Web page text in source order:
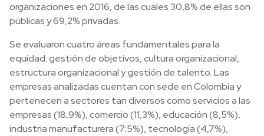
organizaciones en 2016, de las cuales 30,8% de ellas son
públicas y 69,2% privadas.
Se evaluaron cuatro áreas fundamentales para la
equidad: gestión de objetivos, cultura organizacional,
estructura organizacional y gestión de talento. Las
empresas analizadas cuentan con sede en Colombia y
pertenecen a sectores tan diversos como servicios a las
empresas (18,9%), comercio (11,3%), educación (8,5%),
industria manufacturera (7;5%), tecnología (4,7%),